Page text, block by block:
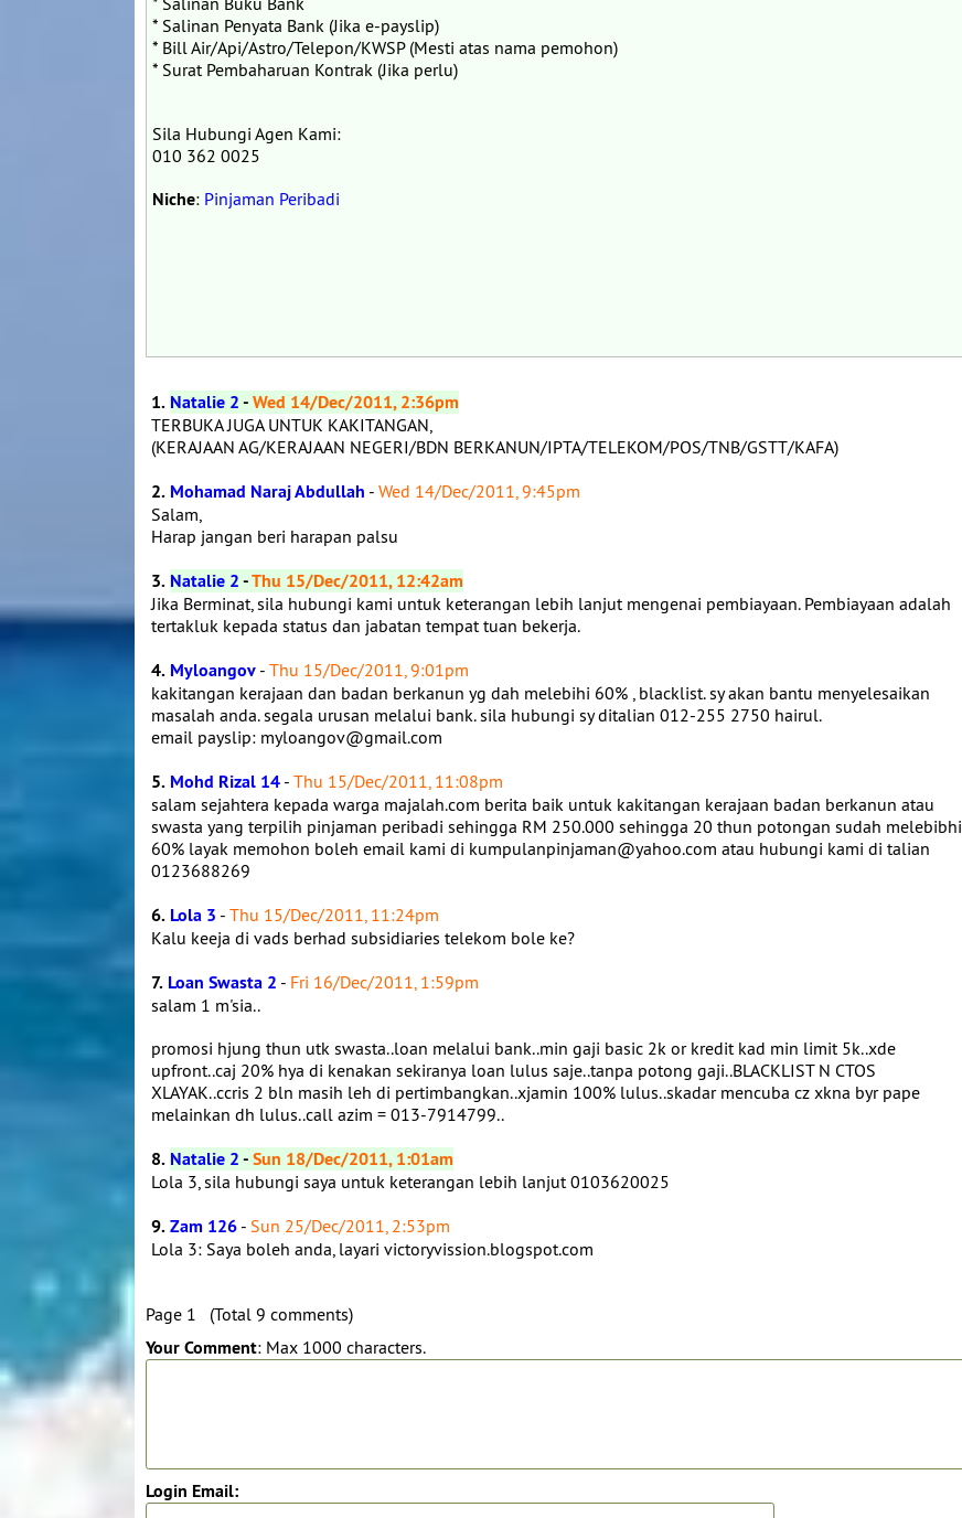
* Salinan Penyata Bank (Jika e-payslip)
* Bill Air/Api/Astro/Telepon/KWSP (Mesti atas nama pemohon)
* Surat Pembaharuan Kontrak (Jika perlu)
Sila Hubungi Agen Kami:
010 362 0025
Niche: Pinjaman Peribadi
1. Natalie 2-Wed 14/Dec/2011, 2:36pm
TERBUKA JUGA UNTUK KAKITANGAN,
(KERAJAAN AG/KERAJAAN NEGERI/BDN BERKANUN/IPTA/TELEKOM/POS/TNB/GSTT/KAFA)
2. Mohamad Naraj Abdullah - Wed 14/Dec/2011, 9:45pm
Salam,
Harap jangan beri harapan palsu
3. Natalie 2-Thu 15/Dec/2011, 12:42am
Jika Berminat, sila hubungi kami untuk keterangan lebih lanjut mengenai pembiayaan. Pembiayaan adalah
tertakluk kepada status dan jabatan tempat tuan bekerja.
4. Myloangov - Thu 15/Dec/2011, 9:01pm
kakitangan kerajaan dan badan berkanun yg dah melebihi 60% , blacklist. sy akan bantu menyelesaikan
masalah anda. segala urusan melalui bank. sila hubungi sy ditalian 012-255 2750 hairul.
email payslip: myloangov@gmail.com
5. Mohd Rizal 14 - Thu 15/Dec/2011, 11:08pm
salam sejahtera kepada warga majalah.com berita baik untuk kakitangan kerajaan badan berkanun atau
swasta yang terpilih pinjaman peribadi sehingga RM 250.000 sehingga 20 thun potongan sudah melebibhi
60% layak memohon boleh email kami di kumpulanpinjaman@yahoo.com atau hubungi kami di talian
0123688269
6. Lola 3 - Thu 15/Dec/2011, 11:24pm
Kalu keeja di vads berhad subsidiaries telekom bole ke?
7. Loan Swasta 2 - Fri 16/Dec/2011, 1:59pm
salam 1 m'sia..
promosi hjung thun utk swasta..loan melalui bank..min gaji basic 2k or kredit kad min limit 5k..xde
upfront..caj 20% hya di kenakan sekiranya loan lulus saje..tanpa potong gaji..BLACKLIST N CTOS
XLAYAK..ccris 2 bln masih leh di pertimbangkan..xjamin 100% lulus..skadar mencuba cz xkna byr pape
melainkan dh lulus..call azim = 013-7914799..
8. Natalie 2-Sun 18/Dec/2011, 1:01am
Lola 3, sila hubungi saya untuk keterangan lebih lanjut 0103620025
9.Zam 126 - Sun 25/Dec/2011, 2:53pm
Lola 3: Saya boleh anda, layari victoryvission.blogspot.com
Page 1 (Total 9 comments)
Your Comment: Max 1000 characters.
Login Email: